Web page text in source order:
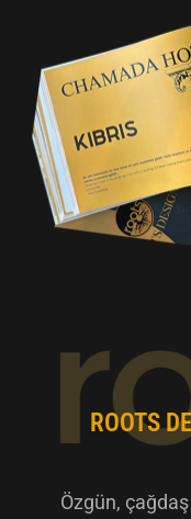
ROOTS
Özgün,